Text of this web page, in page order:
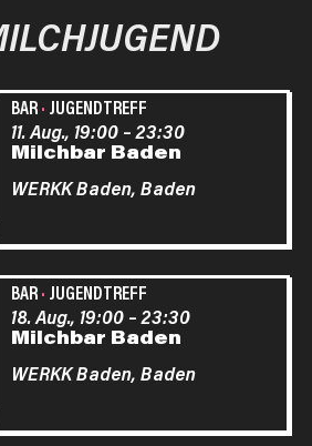
BAR· JUGENDTREFF
Milchbar Baden
11. Aug., 19:00–23:30
WERKK Baden, Baden
BAR· JUGENDTREFF
Milchbar Baden
18. Aug., 19:00–23:30
WERKK Baden, Baden